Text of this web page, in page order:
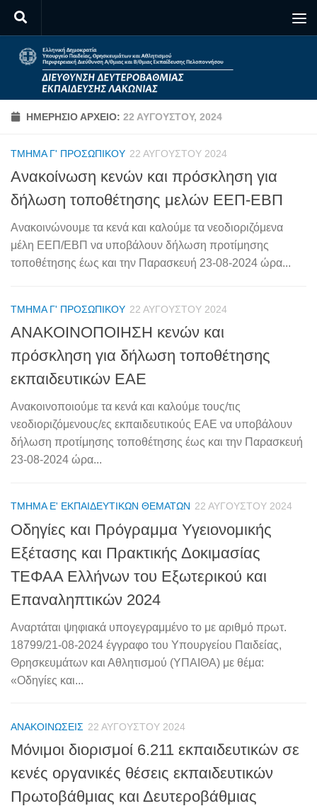
Skip to content
ΗΜΕΡΉΣΙΟ ΑΡΧΕΊΟ: 22 ΑΥΓΟΎΣΤΟΥ, 2024
ΤΜΉΜΑ Γ' ΠΡΟΣΩΠΙΚΟΎ 22 ΑΥΓΟΎΣΤΟΥ 2024
Ανακοίνωση κενών και πρόσκληση για
δήλωση τοποθέτησης μελών ΕΕΠ-ΕΒΠ
Ανακοινώνουμε τα κενά και καλούμε τα νεοδιοριζόμενα
μέλη ΕΕΠ/ΕΒΠ να υποβάλουν δήλωση προτίμησης
τοποθέτησης έως και την Παρασκευή 23-08-2024 ώρα...
ΤΜΉΜΑ Γ' ΠΡΟΣΩΠΙΚΟΎ 22 ΑΥΓΟΎΣΤΟΥ 2024
ΑΝΑΚΟΙΝΟΠΟΙΗΣΗ κενών και
πρόσκληση για δήλωση τοποθέτησης
εκπαιδευτικών ΕΑΕ
Ανακοινοποιούμε τα κενά και καλούμε τους/τις
νεοδιοριζόμενους/ες εκπαιδευτικούς ΕΑΕ να υποβάλουν
δήλωση προτίμησης τοποθέτησης έως και την Παρασκευή
23-08-2024 ώρα...
ΤΜΉΜΑ Ε' ΕΚΠΑΙΔΕΥΤΙΚΏΝ ΘΕΜΆΤΩΝ 22 ΑΥΓΟΎΣΤΟΥ 2024
Οδηγίες και Πρόγραμμα Υγειονομικής
Εξέτασης και Πρακτικής Δοκιμασίας
ΤΕΦΑΑ Ελλήνων του Εξωτερικού και
Επαναληπτικών 2024
Αναρτάται ψηφιακά υπογεγραμμένο το με αριθμό πρωτ.
18799/21-08-2024 έγγραφο του Υπουργείου Παιδείας,
Θρησκευμάτων και Αθλητισμού (ΥΠΑΙΘΑ) με θέμα:
«Οδηγίες και...
ΑΝΑΚΟΙΝΏΣΕΙΣ 22 ΑΥΓΟΎΣΤΟΥ 2024
Μόνιμοι διορισμοί 6.211 εκπαιδευτικών σε
κενές οργανικές θέσεις εκπαιδευτικών
Πρωτοβάθμιας και Δευτεροβάθμιας